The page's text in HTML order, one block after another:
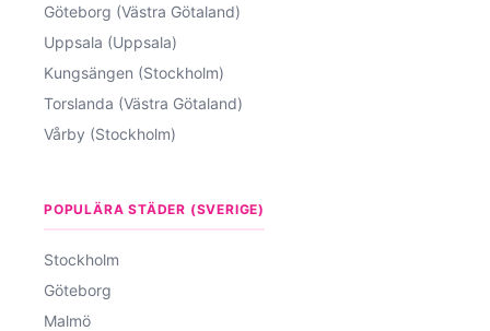
Göteborg (Västra Götaland)
Uppsala (Uppsala)
Kungsängen (Stockholm)
Torslanda (Västra Götaland)
Vårby (Stockholm)
POPULÄRA STÄDER (SVERIGE)
Stockholm
Göteborg
Malmö